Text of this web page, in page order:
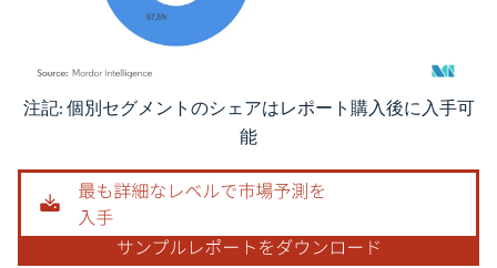
画像 © Mordor Intelligence。再利用にはCC BY 4.0の表示が必要です。
注記: 個別セグメントのシェアはレポート購入後に入手可
能